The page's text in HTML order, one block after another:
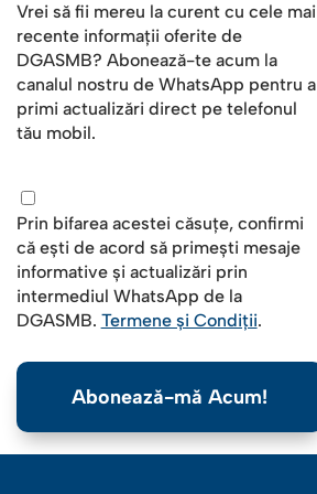
Vrei să fii mereu la curent cu cele mai
recente informații oferite de
DGASMB? Abonează-te acum la
canalul nostru de WhatsApp pentru a
primi actualizări direct pe telefonul
tău mobil.
Prin bifarea acestei căsuțe, confirmi
că ești de acord să primești mesaje
informative și actualizări prin
intermediul WhatsApp de la
DGASMB. Termene și Condiții.
Abonează-mă Acum!